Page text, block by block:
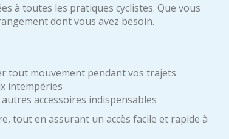
à toutes les pratiques cyclistes. Que vous
dont vous avez besoin.
tout mouvement pendant vos trajets
intempéries
accessoires indispensables
tout en assurant un accès facile et rapide à